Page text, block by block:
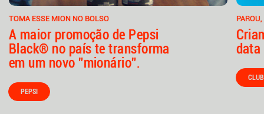
TOMA ESSE MION NO BOLSO
A maior promoção de Pepsi
Black® no país te transforma
em um novo ”mionário”.
PEPSI
data